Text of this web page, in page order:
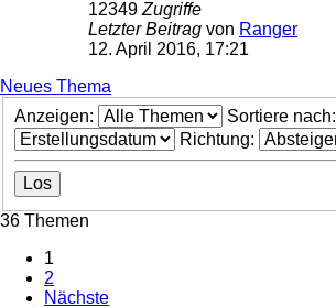
12349 Zugriffe
Letzter Beitrag von Ranger
12. April 2016, 17:21
Neues Thema
Anzeigen:
Sortiere nach:
Richtung:
36 Themen
1
2
Nächste